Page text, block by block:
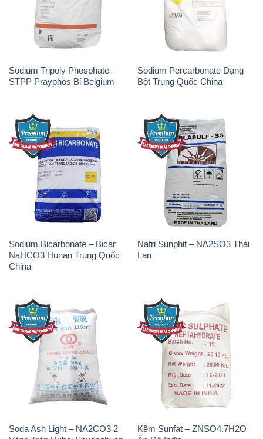
Sodium Tripoly Phosphate –
STPP Prayphos Bỉ Belgium
Sodium Percarbonate Dạng
Bột Trung Quốc China
Sodium Bicarbonate – Bicar
NaHCO3 Hunan Trung Quốc
China
Natri Sunphit – NA2SO3 Thái
Lan
Soda Ash Light – NA2CO3 2
Kẽm Sunfat – ZNSO4.7H2O